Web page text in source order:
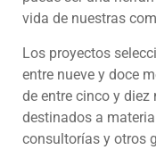
vida de nuestras
Los proyectos
entre nueve y doce
de entre cinco y diez
destinados a
consultorías y otros